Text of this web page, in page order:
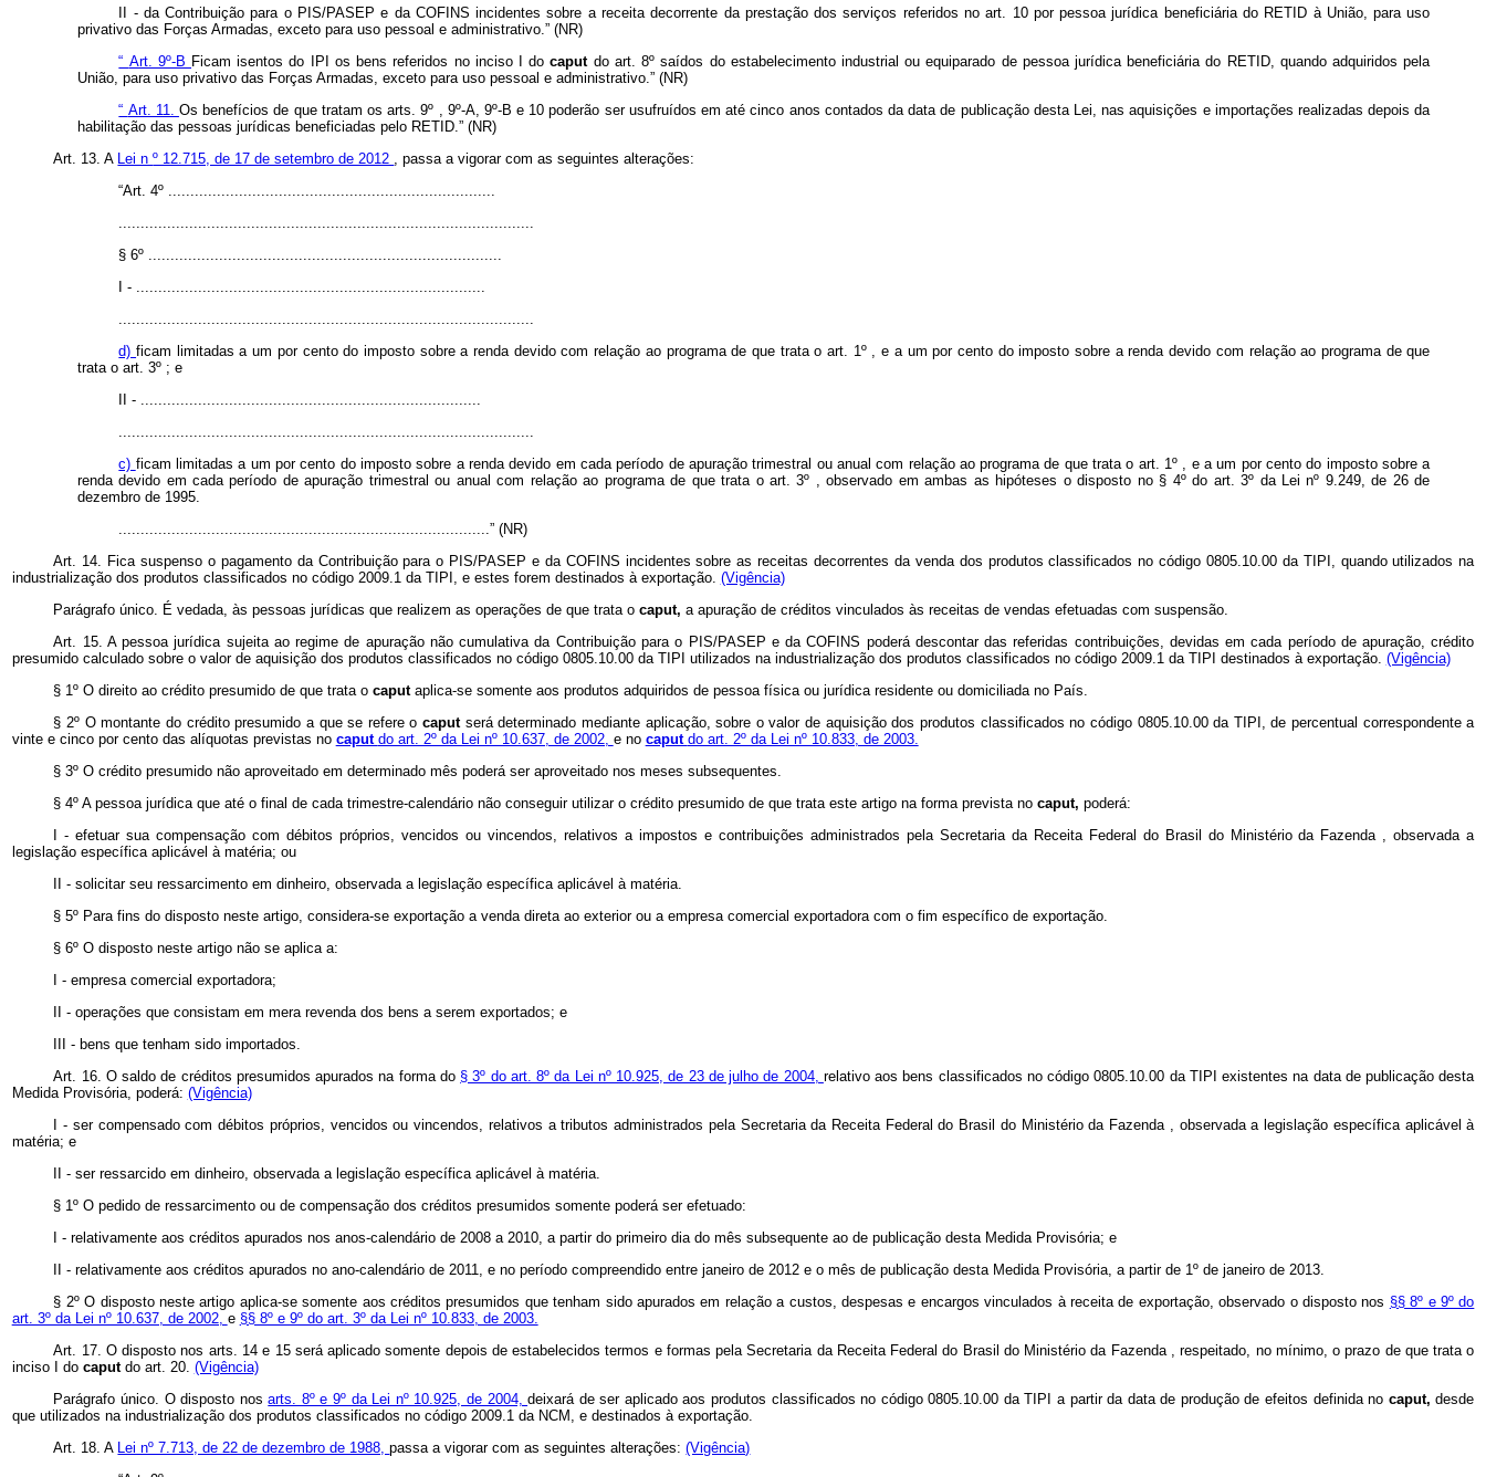
II - da Contribuição para o PIS/PASEP e da COFINS incidentes sobre a receita decorrente da prestação dos serviços referidos no art. 10 por pessoa jurídica beneficiária do RETID à União, para uso
privativo das Forças Armadas, exceto para uso pessoal e administrativo.” (NR)
“ Art. 9º-B Ficam isentos do IPI os bens referidos no inciso I docaput do art. 8º saídos do estabelecimento industrial ou equiparado de pessoa jurídica beneficiária do RETID, quando adquiridos pela
União, para uso privativo das Forças Armadas, exceto para uso pessoal e administrativo.” (NR)
“ Art. 11. Os benefícios de que tratam os arts. 9º , 9º-A, 9º-B e 10 poderão ser usufruídos em até cinco anos contados da data de publicação desta Lei, nas aquisições e importações realizadas depois da
habilitação das pessoas jurídicas beneficiadas pelo RETID.” (NR)
Art. 13. A Lei nº 12.715, de 17 de setembro de 2012
, passa a vigorar com as seguintes alterações:
“Art. 4º ..........................................................................
§ 6º ................................................................................
I - ...............................................................................
d)ficam limitadas a um por cento do imposto sobre a renda devido com relação ao programa de que trata o art. 1º , e a um por cento do imposto sobre a renda devido com relação ao programa de que
trata o art. 3º ; e
II - .............................................................................
c) ficam limitadas a um por cento do imposto sobre a renda devido em cada período de apuração trimestral ou anual com relação ao programa de que trata o art. 1º , e a um por cento do imposto sobre a
renda devido em cada período de apuração trimestral ou anual com relação ao programa de que trata o art. 3º , observado em ambas as hipóteses o disposto no § 4º do art. 3º da Lei nº 9.249, de 26 de
dezembro de 1995.
....................................................................................” (NR)
Art. 14. Fica suspenso o pagamento da Contribuição para o PIS/PASEP e da COFINS incidentes sobre as receitas decorrentes da venda dos produtos classificados no código 0805.10.00 da TIPI, quando utilizados na
industrialização dos produtos classificados no código 2009.1 da TIPI, e estes forem destinados à exportação. (Vigência)
Parágrafo único. É vedada, às pessoas jurídicas que realizem as operações de que trata ocaput,a apuração de créditos vinculados às receitas de vendas efetuadas com suspensão.
Art. 15. A pessoa jurídica sujeita ao regime de apuração não cumulativa da Contribuição para o PIS/PASEP e da COFINS poderá descontar das referidas contribuições, devidas em cada período de apuração, crédito
presumido calculado sobre o valor de aquisição dos produtos classificados no código 0805.10.00 da TIPI utilizados na industrialização dos produtos classificados no código 2009.1 da TIPI destinados à exportação. (Vigência)
§ 1º O direito ao crédito presumido de que trata ocaputaplica-se somente aos produtos adquiridos de pessoa física ou jurídica residente ou domiciliada no País.
§ 2º O montante do crédito presumido a que se refere ocaput será determinado mediante aplicação, sobre o valor de aquisição dos produtos classificados no código 0805.10.00 da TIPI, de percentual correspondente a
vinte e cinco por cento das alíquotas previstas no caput do art. 2º da Lei nº 10.637, de 2002, e no caput do art. 2º da Lei nº 10.833, de 2003.
§ 3º O crédito presumido não aproveitado em determinado mês poderá ser aproveitado nos meses subsequentes.
§ 4º A pessoa jurídica que até o final de cada trimestre-calendário não conseguir utilizar o crédito presumido de que trata este artigo na forma prevista nocaput,poderá:
I - efetuar sua compensação com débitos próprios, vencidos ou vincendos, relativos a impostos e contribuições administrados pela Secretaria da Receita Federal do Brasil do Ministério da Fazenda
, observada a
legislação específica aplicável à matéria; ou
II - solicitar seu ressarcimento em dinheiro, observada a legislação específica aplicável à matéria.
§ 5º Para fins do disposto neste artigo, considera-se exportação a venda direta ao exterior ou a empresa comercial exportadora com o fim específico de exportação.
§ 6º O disposto neste artigo não se aplica a:
I - empresa comercial exportadora;
II - operações que consistam em mera revenda dos bens a serem exportados; e
III - bens que tenham sido importados.
Art. 16. O saldo de créditos presumidos apurados na forma do § 3º do art. 8º da Lei nº 10.925, de 23 de julho de 2004, relativo aos bens classificados no código 0805.10.00 da TIPI existentes na data de publicação desta
Medida Provisória, poderá: (Vigência)
I - ser compensado com débitos próprios, vencidos ou vincendos, relativos a tributos administrados pela Secretaria da Receita Federal do Brasil do Ministério da Fazenda
, observada a legislação específica aplicável à
matéria; e
II - ser ressarcido em dinheiro, observada a legislação específica aplicável à matéria.
§ 1º O pedido de ressarcimento ou de compensação dos créditos presumidos somente poderá ser efetuado:
I - relativamente aos créditos apurados nos anos-calendário de 2008 a 2010, a partir do primeiro dia do mês subsequente ao de publicação desta Medida Provisória; e
II - relativamente aos créditos apurados no ano-calendário de 2011, e no período compreendido entre janeiro de 2012 e o mês de publicação desta Medida Provisória, a partir de 1º de janeiro de 2013.
§ 2º O disposto neste artigo aplica-se somente aos créditos presumidos que tenham sido apurados em relação a custos, despesas e encargos vinculados à receita de exportação, observado o disposto nos §§ 8º e 9º do
art. 3º da Lei nº 10.637, de 2002, e §§ 8º e 9º do art. 3º da Lei nº 10.833, de 2003.
Art. 17. O disposto nos arts. 14 e 15 será aplicado somente depois de estabelecidos termos e formas pela Secretaria da Receita Federal do Brasil do Ministério da Fazenda
, respeitado, no mínimo, o prazo de que trata o
inciso I do caput do art. 20. (Vigência)
Parágrafo único. O disposto nosarts. 8º e 9º da Lei nº 10.925, de 2004,deixará de ser aplicado aos produtos classificados no código 0805.10.00 da TIPI a partir da data de produção de efeitos definida no caput,desde
que utilizados na industrialização dos produtos classificados no código 2009.1 da NCM, e destinados à exportação.
Art. 18. A Lei nº 7.713, de 22 de dezembro de 1988,passa a vigorar com as seguintes alterações:(Vigência)